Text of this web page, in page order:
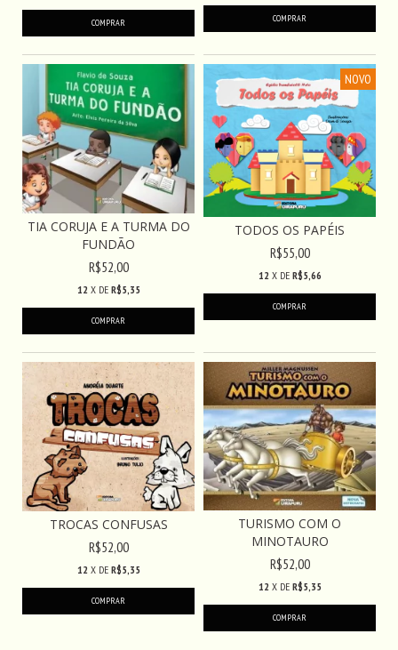
TIA CORUJA E A TURMA DO
FUNDÃO
R$52,00
12 X DE R$5,35
NOVO
TODOS OS PAPÉIS
R$55,00
12 X DE R$5,66
TROCAS CONFUSAS
R$52,00
12 X DE R$5,35
TURISMO COM O
MINOTAURO
R$52,00
12 X DE R$5,35